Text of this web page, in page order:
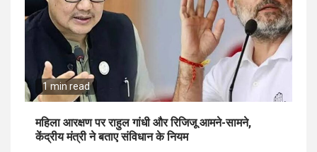
1 min read
महिला आरक्षण पर राहुल गांधी और रिजिजू आमने-सामने,
केंद्रीय मंत्री ने बताए संविधान के नियम